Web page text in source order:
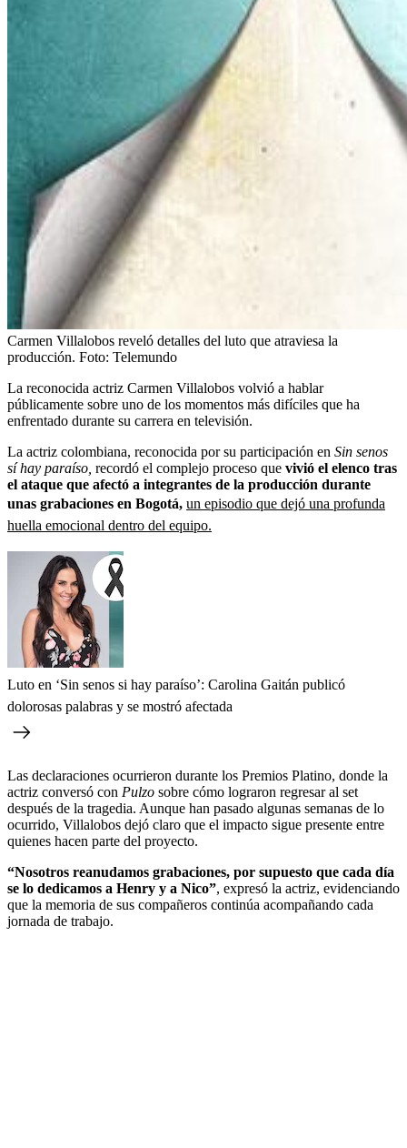
Carmen Villalobos reveló detalles del luto que atraviesa la
producción. Foto: Telemundo
La reconocida actriz Carmen Villalobos volvió a hablar
públicamente sobre uno de los momentos más difíciles que ha
enfrentado durante su carrera en televisión.
La actriz colombiana, reconocida por su participación en Sin senos
sí hay paraíso, recordó el complejo proceso que vivió el elenco tras
el ataque que afectó a integrantes de la producción durante
unas grabaciones en Bogotá, un episodio que dejó una profunda
huella emocional dentro del equipo.
Luto en ‘Sin senos si hay paraíso’: Carolina Gaitán publicó
dolorosas palabras y se mostró afectada
Las declaraciones ocurrieron durante los Premios Platino, donde la
actriz conversó con Pulzo sobre cómo lograron regresar al set
después de la tragedia. Aunque han pasado algunas semanas de lo
ocurrido, Villalobos dejó claro que el impacto sigue presente entre
quienes hacen parte del proyecto.
“Nosotros reanudamos grabaciones, por supuesto que cada día
se lo dedicamos a Henry y a Nico”, expresó la actriz, evidenciando
que la memoria de sus compañeros continúa acompañando cada
jornada de trabajo.